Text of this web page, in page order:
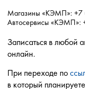
Магазины «КЭМП»: +7
Автосервисы «КЭМП»:
Записаться в любой
онлайн.
При переходе по
в который